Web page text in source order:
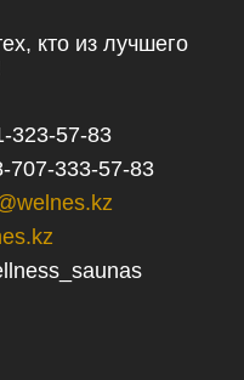
кто из лучшего
323-57-83
57-83